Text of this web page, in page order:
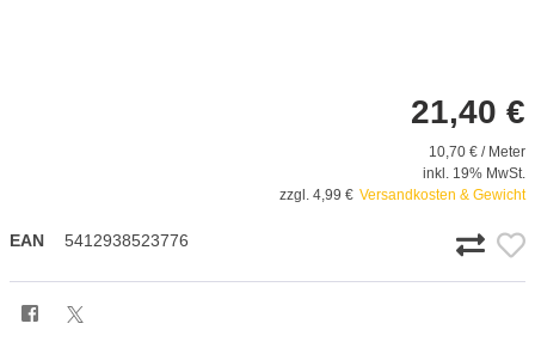
21,40 €
10,70 € / Meter
inkl. 19% MwSt.
zzgl. 4,99 € Versandkosten & Gewicht
EAN 5412938523776